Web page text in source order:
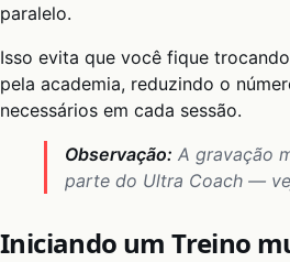
paralelo.
Isso evita que você fique
pela academia, reduzindo o
necessários em cada sessão.
Observação: A gravação
parte do Ultra Coach —
Iniciando um Treino